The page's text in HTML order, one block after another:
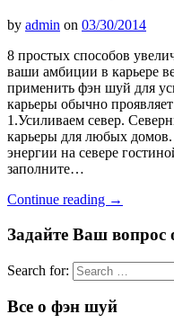
by admin on 03/30/2014
8 простых способов
ваши амбиции в карьере
применить фэн шуй для
карьеры обычно
1.Усиливаем север.
карьеры для любых
энергии на севере
заполните…
Continue reading →
Задайте Ваш вопрос
Search for:
Все о фэн шуй